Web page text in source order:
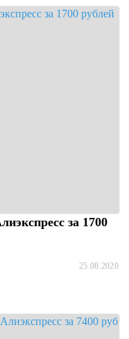
за 1700
25.08.2020